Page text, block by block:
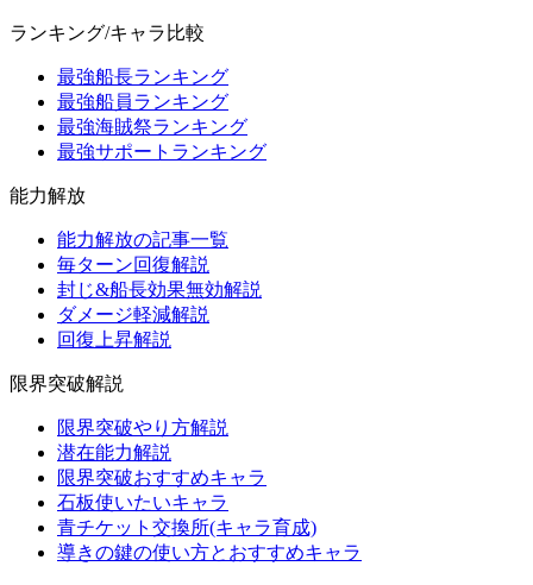
ランキング/キャラ比較
最強船長ランキング
最強船員ランキング
最強海賊祭ランキング
最強サポートランキング
能力解放
能力解放の記事一覧
毎ターン回復解説
封じ&船長効果無効解説
ダメージ軽減解説
回復上昇解説
限界突破解説
限界突破やり方解説
潜在能力解説
限界突破おすすめキャラ
石板使いたいキャラ
青チケット交換所(キャラ育成)
導きの鍵の使い方とおすすめキャラ